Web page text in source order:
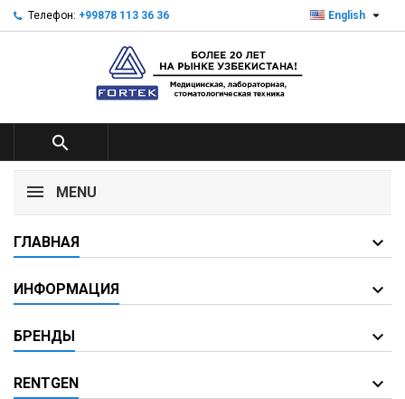
Телефон: +99878 113 36 36 English 

MENU
ГЛАВНАЯ
ИНФОРМАЦИЯ
БРЕНДЫ
RENTGEN